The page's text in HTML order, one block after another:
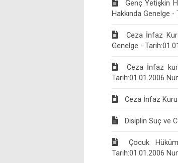
Genç Yetişkin
Hakkında Genelge
Ceza İnfaz
Genelge -
Ceza İnfaz
Tarih:01.01.2006
Ceza İnfaz
Disiplin Suç ve
Çocuk
Tarih:01.01.2006